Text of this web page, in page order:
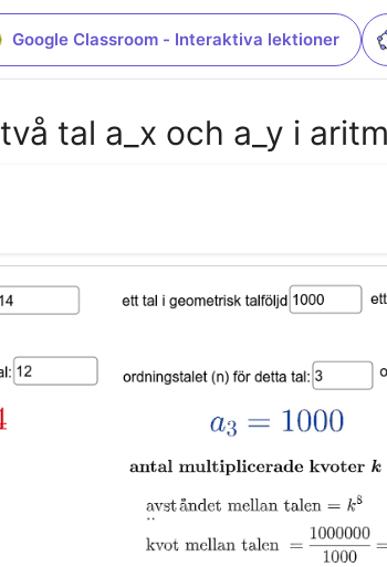
Google Classroom - Interaktiva lektioner
tal a_x och a_y i